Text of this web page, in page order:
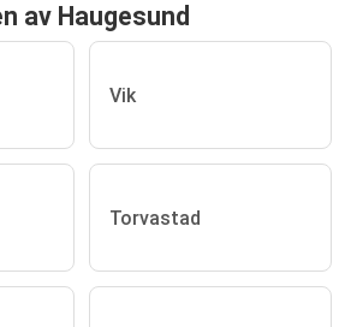
av Haugesund
Vik
Torvastad